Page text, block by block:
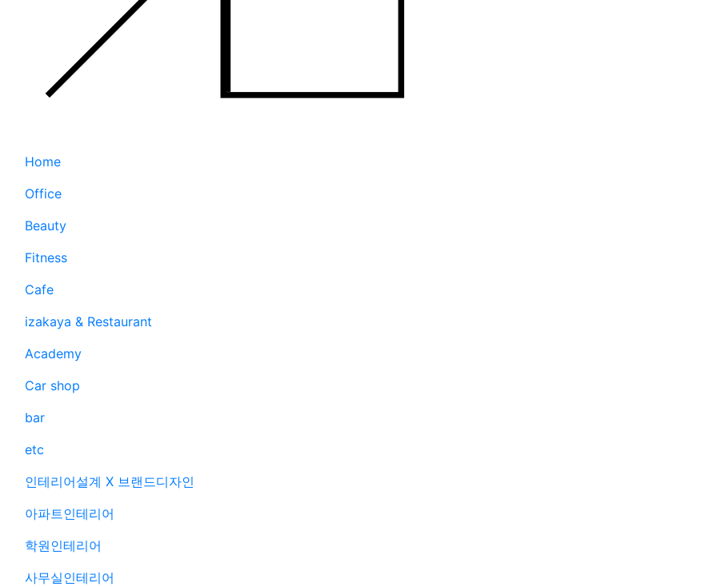
Home
Office
Beauty
Fitness
Cafe
izakaya & Restaurant
Academy
Car shop
bar
etc
인테리어설계 X 브랜드디자인
아파트인테리어
학원인테리어
사무실인테리어